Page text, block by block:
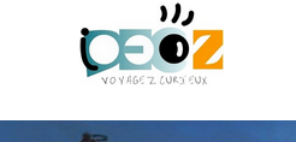
contenu